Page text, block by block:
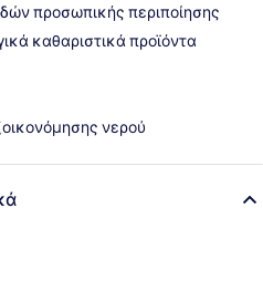
προσωπικής περιποίησης
καθαριστικά προϊόντα
νερού